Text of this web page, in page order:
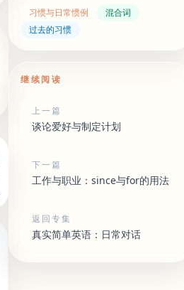
习惯与日常惯例
混合词
过去的习惯
继续阅读
上一篇
谈论爱好与制定计划
下一篇
工作与职业：since与for的用法
返回专集
真实简单英语：日常对话